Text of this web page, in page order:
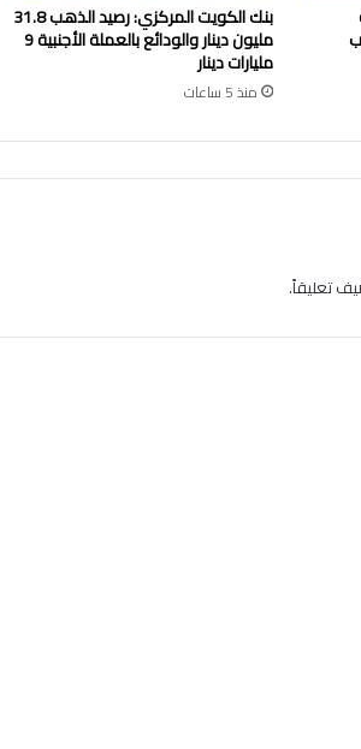
بنك الكويت المركزي: رصيد الذهب 31.8
مليون دينار والودائع بالعملة الأجنبية 9
مليارات دينار
منذ 5 ساعات
تعليقاً.